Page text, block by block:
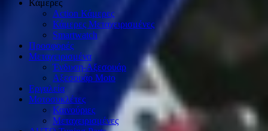
Κάμερες
Action Κάμερες
Κάμερες Μεταχειρισμένες
Smartwatch
Προσφορές
Μεταχειρισμένα
Ένδυση-Αξεσουάρ
Αξεσουάρ Μοto
Εργαλεία
Μοτοσυκλέτες
Καινούριες
Μεταχειρισμένες